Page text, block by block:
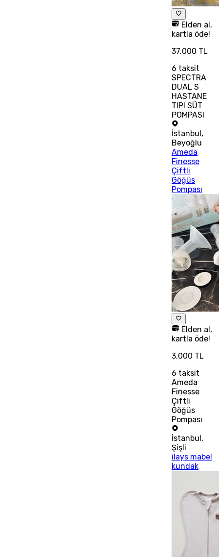
Elden al,
kartla öde!
37.000 TL
6 taksit
SPECTRA
DUAL S
HASTANE
TIPI SÜT
POMPASI
İstanbul,
Beyoğlu
Ameda
Finesse
Çiftli
Göğüs
Pompası
Elden al,
kartla öde!
3.000 TL
6 taksit
Ameda
Finesse
Çiftli
Göğüs
Pompası
İstanbul,
Şişli
ilays mabel
kundak